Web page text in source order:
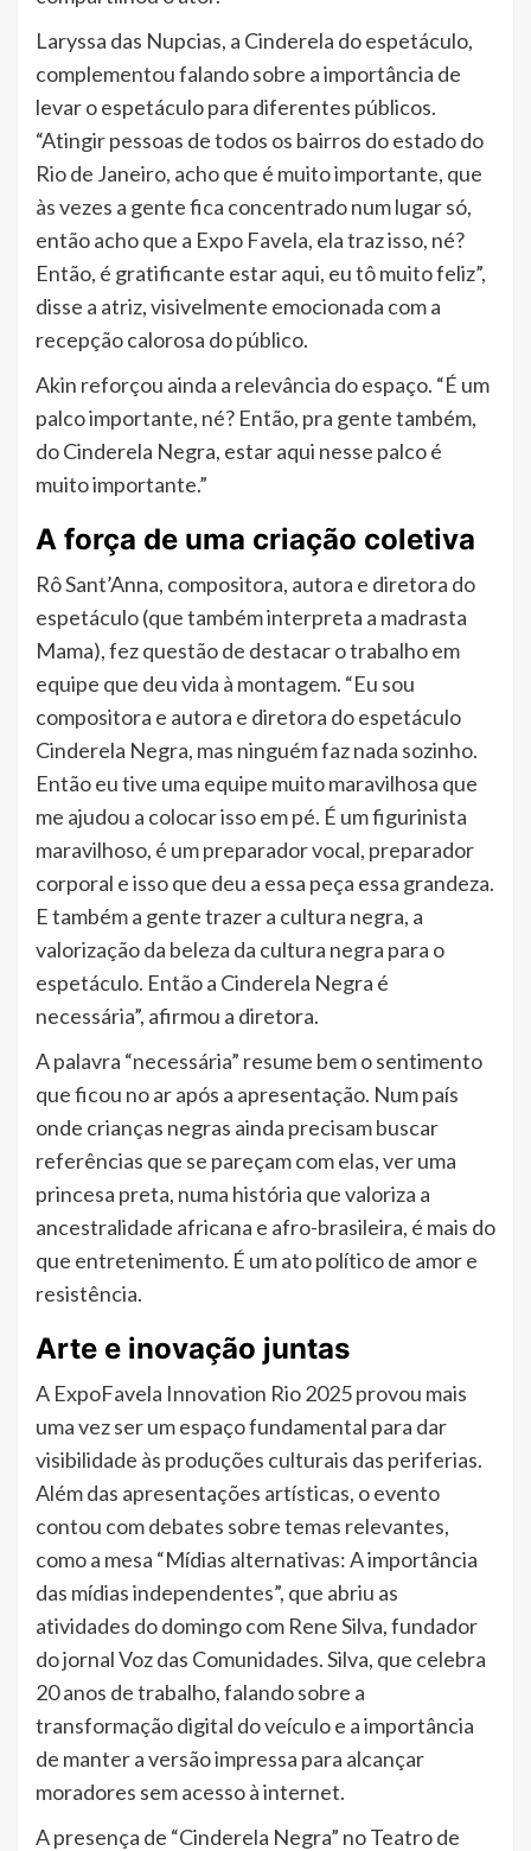
Laryssa das Nupcias, a Cinderela do espetáculo,
complementou falando sobre a importância de
levar o espetáculo para diferentes públicos.
“Atingir pessoas de todos os bairros do estado do
Rio de Janeiro, acho que é muito importante, que
às vezes a gente fica concentrado num lugar só,
então acho que a Expo Favela, ela traz isso, né?
Então, é gratificante estar aqui, eu tô muito feliz”,
disse a atriz, visivelmente emocionada com a
recepção calorosa do público.
Akin reforçou ainda a relevância do espaço. “É um
palco importante, né? Então, pra gente também,
do Cinderela Negra, estar aqui nesse palco é
muito importante.”
A força de uma criação coletiva
Rô Sant’Anna, compositora, autora e diretora do
espetáculo (que também interpreta a madrasta
Mama), fez questão de destacar o trabalho em
equipe que deu vida à montagem. “Eu sou
compositora e autora e diretora do espetáculo
Cinderela Negra, mas ninguém faz nada sozinho.
Então eu tive uma equipe muito maravilhosa que
me ajudou a colocar isso em pé. É um figurinista
maravilhoso, é um preparador vocal, preparador
corporal e isso que deu a essa peça essa grandeza.
E também a gente trazer a cultura negra, a
valorização da beleza da cultura negra para o
espetáculo. Então a Cinderela Negra é
necessária”, afirmou a diretora.
A palavra “necessária” resume bem o sentimento
que ficou no ar após a apresentação. Num país
onde crianças negras ainda precisam buscar
referências que se pareçam com elas, ver uma
princesa preta, numa história que valoriza a
ancestralidade africana e afro-brasileira, é mais do
que entretenimento. É um ato político de amor e
resistência.
Arte e inovação juntas
A ExpoFavela Innovation Rio 2025 provou mais
uma vez ser um espaço fundamental para dar
visibilidade às produções culturais das periferias.
Além das apresentações artísticas, o evento
contou com debates sobre temas relevantes,
como a mesa “Mídias alternativas: A importância
das mídias independentes”, que abriu as
atividades do domingo com Rene Silva, fundador
do jornal Voz das Comunidades. Silva, que celebra
20 anos de trabalho, falando sobre a
transformação digital do veículo e a importância
de manter a versão impressa para alcançar
moradores sem acesso à internet.
A presença de “Cinderela Negra” no Teatro de